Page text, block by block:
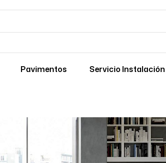
Pavimentos Servicio Instalación